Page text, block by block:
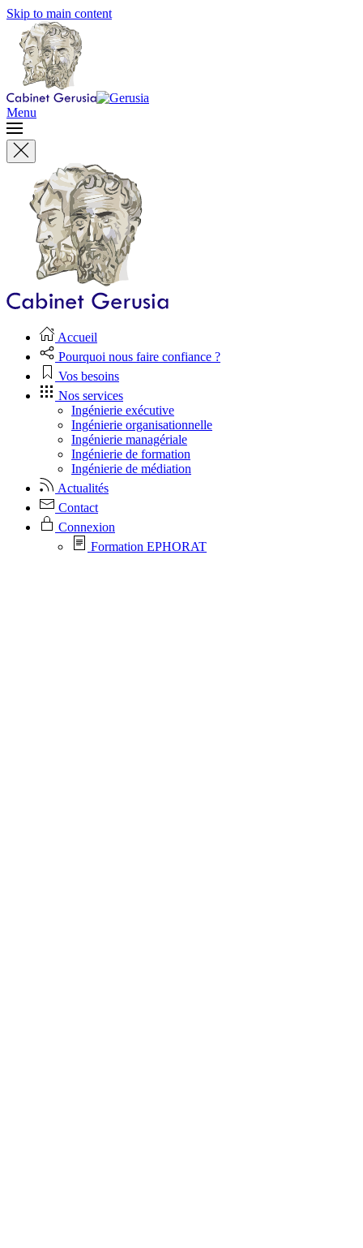
Skip to main content
Menu
Accueil
Pourquoi nous faire confiance ?
Vos besoins
Nos services
Ingénierie exécutive
Ingénierie organisationnelle
Ingénierie managériale
Ingénierie de formation
Ingénierie de médiation
Actualités
Contact
Connexion
Formation EPHORAT